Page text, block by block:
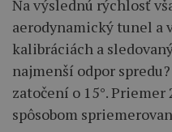
Na výslednú rýchlosť
aerodynamický tunel a
kalibráciách a
najmenší odpor
zatočení o 15°.
spôsobom